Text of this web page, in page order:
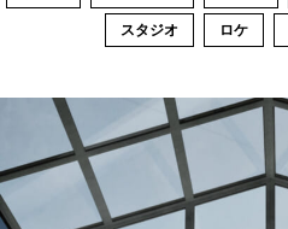
スタジオ ロケ